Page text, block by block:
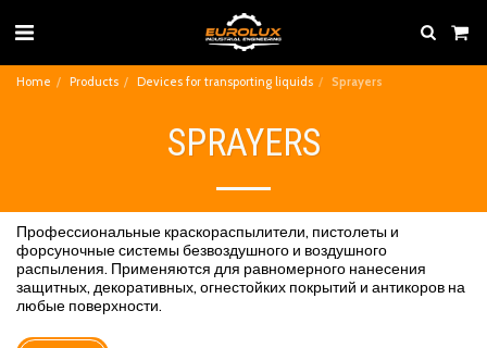
Home Products Devices for transporting liquids Sprayers
SPRAYERS
Профессиональные краскораспылители, пистолеты и
форсуночные системы безвоздушного и воздушного
распыления. Применяются для равномерного нанесения
защитных, декоративных, огнестойких покрытий и антикоров на
любые поверхности.